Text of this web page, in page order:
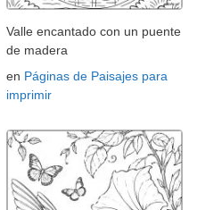
Valle encantado con un puente
de madera
en Páginas de Paisajes para
imprimir